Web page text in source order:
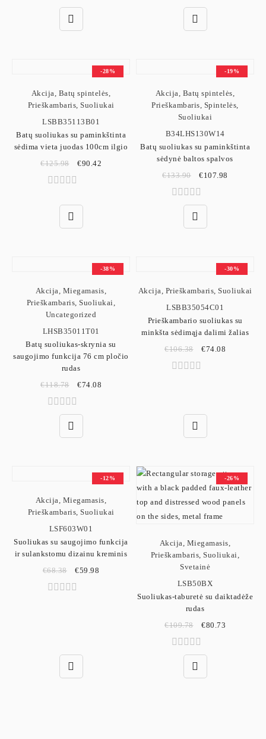
-28%
Akcija, Batų spintelės,
Prieškambaris, Suoliukai
LSBB35113B01
Batų suoliukas su paminkštinta
sėdima vieta juodas 100cm ilgio
€125.98 €90.42
-19%
Akcija, Batų spintelės,
Prieškambaris, Spintelės,
Suoliukai
B34LHS130W14
Batų suoliukas su paminkštinta
sėdynė baltos spalvos
€133.90 €107.98
-38%
Akcija, Miegamasis,
Prieškambaris,Suoliukai,
Uncategorized
LHSB35011T01
Batų suoliukas-skrynia su
saugojimo funkcija 76 cm pločio
rudas
€118.78 €74.08
-30%
Akcija, Prieškambaris, Suoliukai
LSBB35054C01
Prieškambario suoliukas su
minkšta sėdimąja dalimi žalias
€106.38 €74.08
-12%
Akcija, Miegamasis,
Prieškambaris, Suoliukai
LSF603W01
Suoliukas su saugojimo funkcija
ir sulankstomu dizainu kreminis
€68.38 €59.98
-26%
Akcija, Miegamasis,
Prieškambaris,Suoliukai,
Svetainė
LSB50BX
Suoliukas-taburetė su daiktadėže
rudas
€109.78 €80.73